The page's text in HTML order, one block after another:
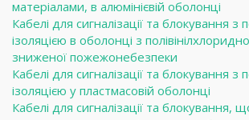
матеріалами, в алюмінієвій оболонці
Кабелі для сигналізації та блокування з
ізоляцією в оболонці з
зниженої пожежонебезпеки
Кабелі для сигналізації та блокування з
ізоляцією у пластмасовій оболонці
Кабелі для сигналізації та блокування,